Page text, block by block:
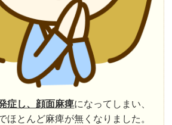
症し、顔面麻痺になってしまい、
ほとんど麻痺が無くなりました。